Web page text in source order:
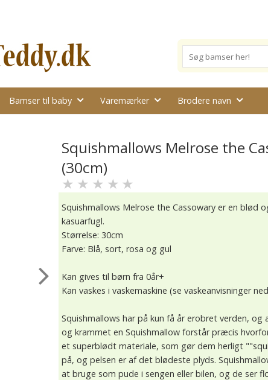
Bamser til baby Varemærker Brodere navn
Squishmallows Melrose the
(30cm)
★ ★ ★ ★ ★
Squishmallows Melrose the Cassowary er en blød
kasuarfugl.
Størrelse: 30cm
Farve: Blå, sort, rosa og gul
Kan gives til børn fra 0år+
Kan vaskes i vaskemaskine (se vaskeanvisninger
Squishmallows har på kun få år erobret verden, og
og krammet en Squishmallow forstår præcis
et superblødt materiale, som gør dem herligt
på, og pelsen er af det blødeste plyds.
at bruge som pude i sengen eller bilen, og de ser